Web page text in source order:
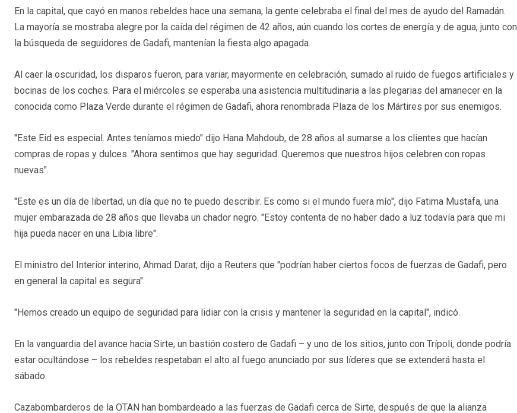
En la capital, que cayó en manos rebeldes hace una semana, la gente celebraba el final del mes de ayudo del Ramadán.
La mayoría se mostraba alegre por la caída del régimen de 42 años, aún cuando los cortes de energía y de agua, junto con
la búsqueda de seguidores de Gadafi, mantenían la fiesta algo apagada.
Al caer la oscuridad, los disparos fueron, para variar, mayormente en celebración, sumado al ruido de fuegos artificiales y
bocinas de los coches. Para el miércoles se esperaba una asistencia multitudinaria a las plegarias del amanecer en la
conocida como Plaza Verde durante el régimen de Gadafi, ahora renombrada Plaza de los Mártires por sus enemigos.
"Este Eid es especial. Antes teníamos miedo" dijo Hana Mahdoub, de 28 años al sumarse a los clientes que hacían
compras de ropas y dulces. "Ahora sentimos que hay seguridad. Queremos que nuestros hijos celebren con ropas
nuevas".
"Este es un día de libertad, un día que no te puedo describir. Es como si el mundo fuera mío", dijo Fatima Mustafa, una
mujer embarazada de 28 años que llevaba un chador negro. "Estoy contenta de no haber dado a luz todavía para que mi
hija pueda nacer en una Libia libre".
El ministro del Interior interino, Ahmad Darat, dijo a Reuters que "podrían haber ciertos focos de fuerzas de Gadafi, pero
en general la capital es segura".
"Hemos creado un equipo de seguridad para lidiar con la crisis y mantener la seguridad en la capital", indicó.
En la vanguardia del avance hacia Sirte, un bastión costero de Gadafi – y uno de los sitios, junto con Trípoli, donde podría
estar ocultándose – los rebeldes respetaban el alto al fuego anunciado por sus líderes que se extenderá hasta el
sábado.
Cazabombarderos de la OTAN han bombardeado a las fuerzas de Gadafi cerca de Sirte, después de que la alianza